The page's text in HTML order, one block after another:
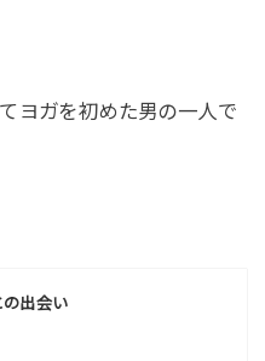
ヨガを初めた男の一人で
の出会い